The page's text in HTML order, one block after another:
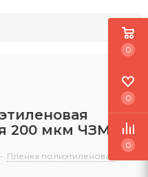
200 мкм ЧЗМ 6м
- Пленка полиэтиленовая
0
0
0